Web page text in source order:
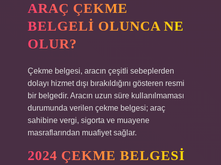
ARAÇ ÇEKME
BELGELI OLUNCA NE
OLUR?
Çekme belgesi, aracın çeşitli sebeplerden
dolayı hizmet dışı bırakıldığını gösteren resmi
bir belgedir. Aracın uzun süre kullanılmaması
durumunda verilen çekme belgesi; araç
sahibine vergi, sigorta ve muayene
masraflarından muafiyet sağlar.
2024 ÇEKME BELGESI